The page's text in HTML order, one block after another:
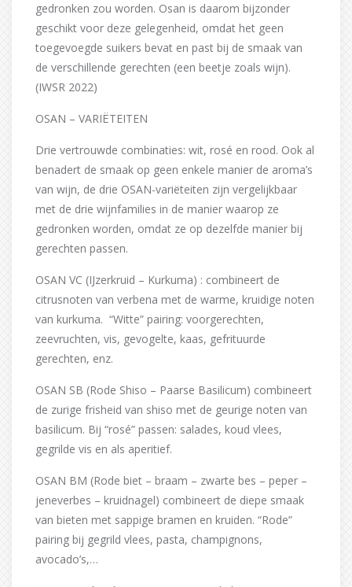
gedronken zou worden. Osan is daarom bijzonder
geschikt voor deze gelegenheid, omdat het geen
toegevoegde suikers bevat en past bij de smaak van
de verschillende gerechten (een beetje zoals wijn).
(IWSR 2022)
OSAN – VARIËTEITEN
Drie vertrouwde combinaties: wit, rosé en rood. Ook al
benadert de smaak op geen enkele manier de aroma’s
van wijn, de drie OSAN-variëteiten zijn vergelijkbaar
met de drie wijnfamilies in de manier waarop ze
gedronken worden, omdat ze op dezelfde manier bij
gerechten passen.
OSAN VC (IJzerkruid – Kurkuma) : combineert de
citrusnoten van verbena met de warme, kruidige noten
van kurkuma. “Witte” pairing: voorgerechten,
zeevruchten, vis, gevogelte, kaas, gefrituurde
gerechten, enz.
OSAN SB (Rode Shiso – Paarse Basilicum) combineert
de zurige frisheid van shiso met de geurige noten van
basilicum. Bij “rosé” passen: salades, koud vlees,
gegrilde vis en als aperitief.
OSAN BM (Rode biet – braam – zwarte bes – peper –
jeneverbes – kruidnagel) combineert de diepe smaak
van bieten met sappige bramen en kruiden. “Rode”
pairing bij gegrild vlees, pasta, champignons,
avocado’s,…